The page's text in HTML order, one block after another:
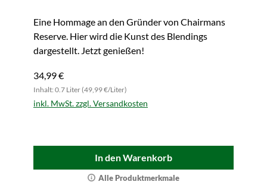
Eine Hommage an den Gründer von Chairmans
Reserve. Hier wird die Kunst des Blendings
dargestellt. Jetzt genießen!
34,99 €
Inhalt: 0.7 Liter (49,99 €/Liter)
inkl. MwSt. zzgl. Versandkosten
In den Warenkorb
Alle Produktmerkmale